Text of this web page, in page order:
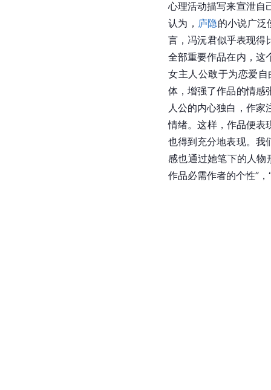
心理活动描写来宣泄自
认为， 庐隐的小说广泛
言，冯沅君似乎表现得
全部重要作品在内，这
女主人公敢于为恋爱
体，增强了作品的情感
人公的内心独白，作
情绪。这样，作品便表
也得到充分地表现。我
感也通过她笔下的人物
作品必需作者的个性”